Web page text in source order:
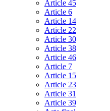
Article 45
Article 6
Article 14
Article 22
Article 30
Article 38
Article 46
Article 7
Article 15
Article 23
Article 31
Article 39